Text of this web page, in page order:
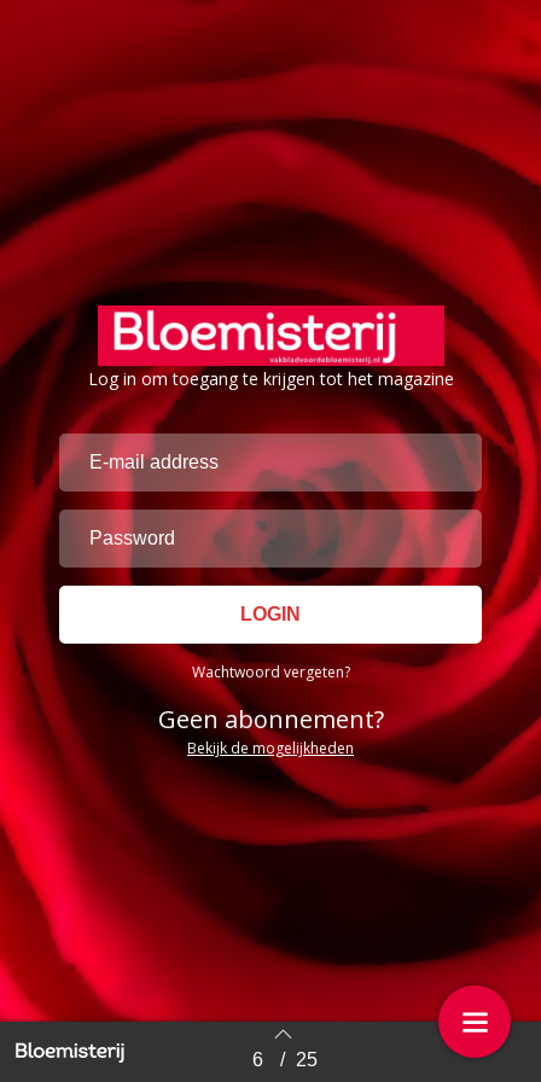
Back to index 6 / 25
Log in om toegang te krijgen tot het magazine
Wachtwoord vergeten?
Geen abonnement?
Bekijk de mogelijkheden